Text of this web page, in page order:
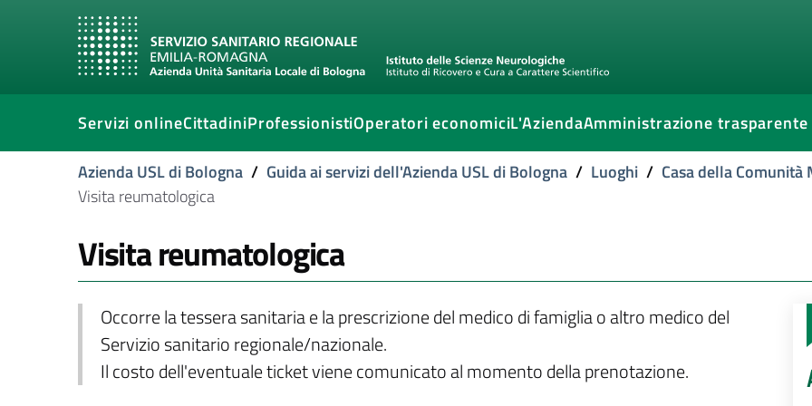
Servizi onlineCittadiniProfessionistiOperatori economiciL'AziendaAmministrazione trasparente
Azienda USL di Bologna / Guida ai servizi dell'Azienda USL di Bologna / Luoghi / Casa della Comunità
Visita reumatologica
Visita reumatologica
Occorre la tessera sanitaria e la prescrizione del medico di famiglia o altro medico del
Servizio sanitario regionale/nazionale.
Il costo dell'eventuale ticket viene comunicato al momento della prenotazione.